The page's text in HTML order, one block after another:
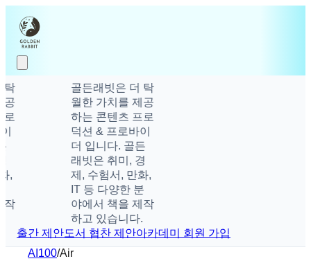
골든래빗은 더 탁
월한 가치를 제공
하는 콘텐츠 프로
덕션 & 프로바이
더 입니다. 골든
래빗은 취미, 경
제, 수험서, 만화,
IT 등 다양한 분
야에서 책을 제작
하고 있습니다.
출간 제안도서 협찬 제안아카데미 회원 가입
AI100/Air